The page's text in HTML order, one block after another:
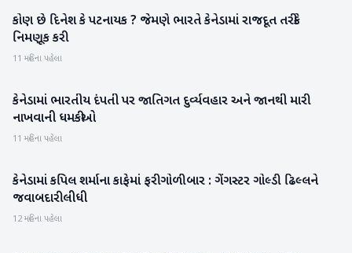
રાષ્ટ્રીય
કોણ છે દિનેશ કે પટનાયક ? જેમણે ભારતે કેનેડામાં રાજદૂત તરીકે
નિમણૂક કરી
11 મહિના પહેલા
આંતરરાષ્ટ્રીય
કેનેડામાં ભારતીય દંપતી પર જાતિગત દુર્વ્યવહાર અને જાનથી મારી
નાખવાની ધમકીઓ
11 મહિના પહેલા
આંતરરાષ્ટ્રીય
કેનેડામાં કપિલ શર્માના કાફેમાં ફરી ગોળીબાર : ગેંગસ્ટર ગોલ્ડી ઢિલ્લને
જવાબદારી લીધી
12 મહિના પહેલા